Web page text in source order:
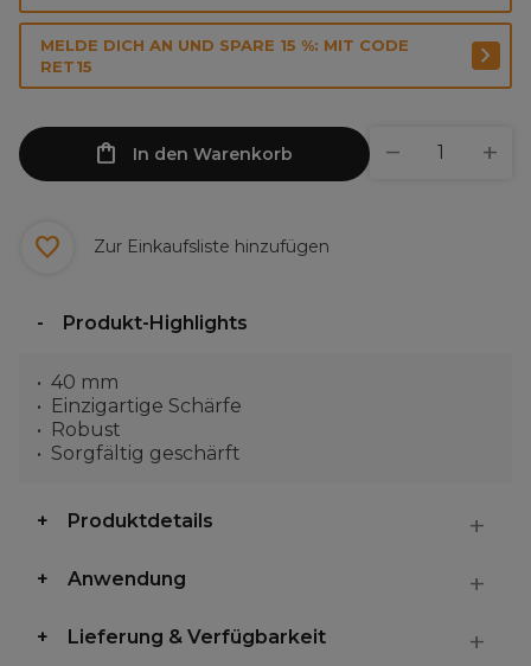
MELDE DICH AN UND SPARE 15 %: MIT CODE
RET15
In den Warenkorb
Zur Einkaufsliste hinzufügen
Produkt-Highlights
40 mm
Einzigartige Schärfe
Robust
Sorgfältig geschärft
Produktdetails
Anwendung
Lieferung & Verfügbarkeit